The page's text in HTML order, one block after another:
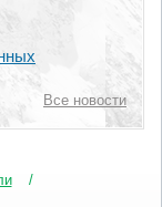
Все новости